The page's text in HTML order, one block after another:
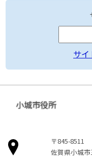
サ
小城市役所
〒845-8511
佐賀県小城